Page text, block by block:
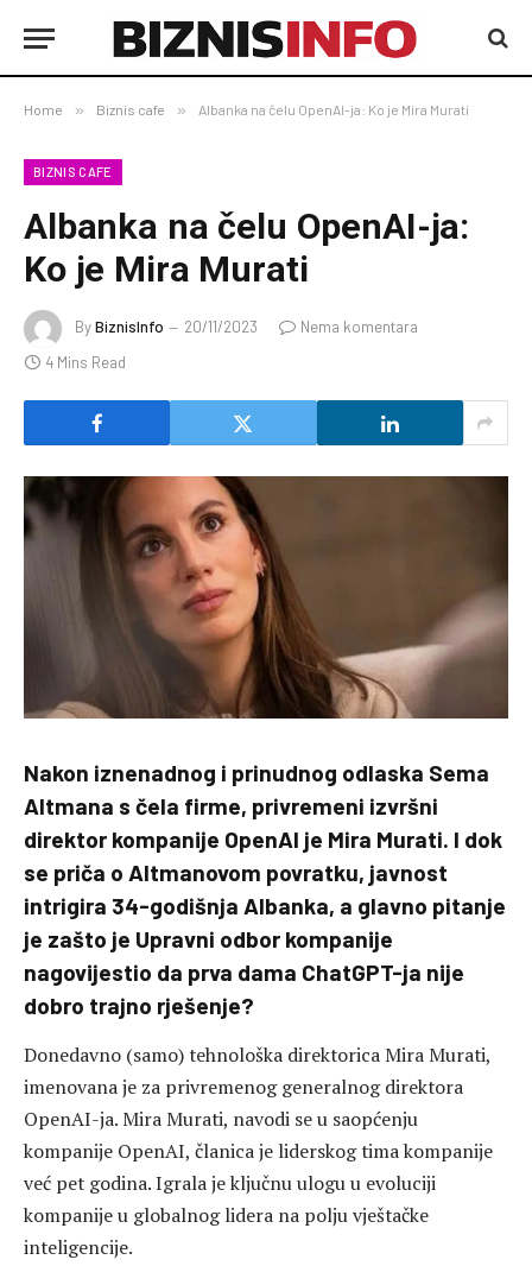
Home » Biznis cafe » Albanka na čelu OpenAI-ja: Ko je Mira Murati
BIZNIS CAFE
Albanka na čelu OpenAI-ja:
Ko je Mira Murati
ByBiznisInfo 20/11/2023
Nema komentara
4 Mins Read
Nakon iznenadnog i prinudnog odlaska Sema
Altmana s čela firme, privremeni izvršni
direktor kompanije OpenAI je Mira Murati. I dok
se priča o Altmanovom povratku, javnost
intrigira 34-godišnja Albanka, a glavno pitanje
je zašto je Upravni odbor kompanije
nagovijestio da prva dama ChatGPT-ja nije
dobro trajno rješenje?
Donedavno (samo) tehnološka direktorica Mira Murati,
imenovana je za privremenog generalnog direktora
OpenAI-ja. Mira Murati, navodi se u saopćenju
kompanije OpenAI, članica je liderskog tima kompanije
već pet godina. Igrala je ključnu ulogu u evoluciji
kompanije u globalnog lidera na polju vještačke
inteligencije.